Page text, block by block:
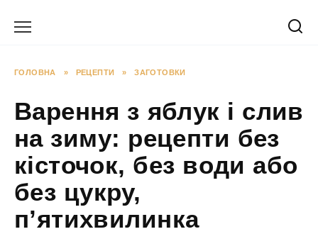
ГОЛОВНА » РЕЦЕПТИ » ЗАГОТОВКИ
Варення з яблук і слив
на зиму: рецепти без
кісточок, без води або
без цукру,
п’ятихвилинка